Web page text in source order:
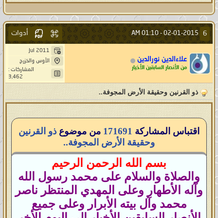
صيغة البي دي اف (PDF) اضغط هنا
---
بيانات النور لعام 2015
صيغة الوورد (Word) اضغط هنا
صيغة البي دي اف (PDF) اضغط هنا
---
بيانات النور لعام 2016
صيغة الوورد (Word) اضغط هنا
صيغة البي دي اف (PDF) اضغط هنا
---
6
02-01-2015 -
01:10 AM أدوات
علاءالدين نورالدين
من الأنصار السابقين الأخيار
Jul 2011
الأوس والخزرج
المشاركات :
3,462
ذو القرنين وحقيقة الأرض المجوفة..
اقتباس المشاركة 171691 من موضوعذو القرنين
وحقيقة الأرض المجوفة..
بسم الله الرحمن الرحيم
والصلاة والسلام على محمد رسول الله
وآله الأطهار وعلى المهدي المنتظر ناصر
محمد وآل بيته الأبرار وعلى جميع